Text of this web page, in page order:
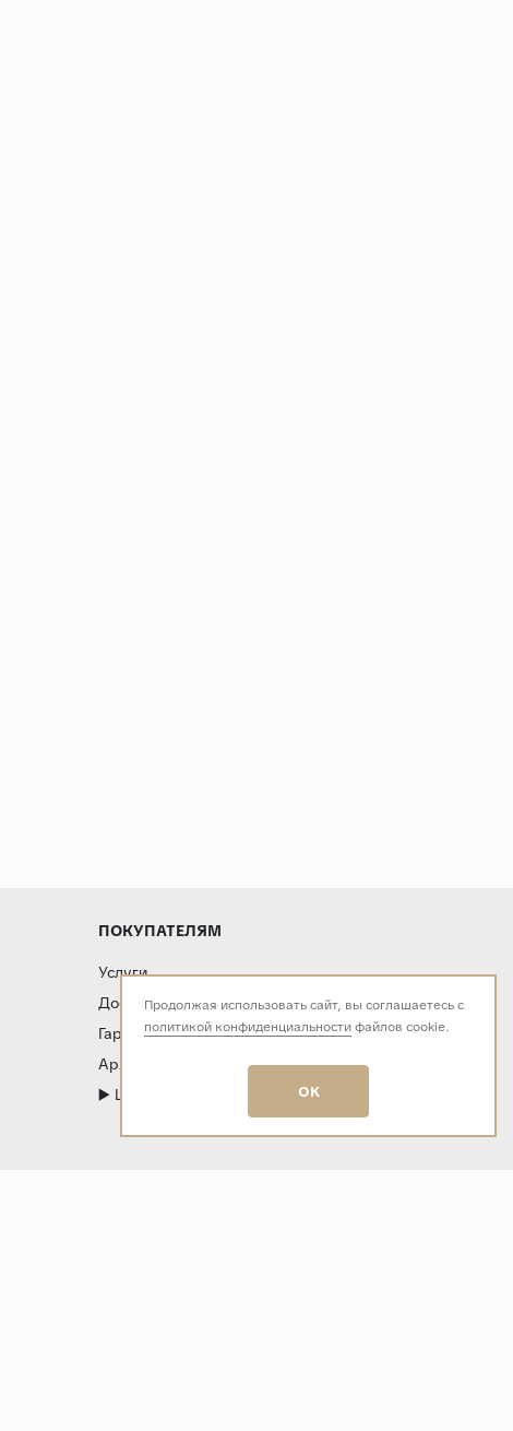
ПОКУПАТЕЛЯМ
Услуги
Доставка и оплата
Гарантия и возврат
Архитекторам и дизайнерам
▶️ LIVE
Продолжая использовать сайт, вы соглашаетесь с
политикой конфиденциальностифайлов cookie.
OK